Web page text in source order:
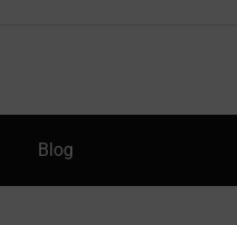
Blog